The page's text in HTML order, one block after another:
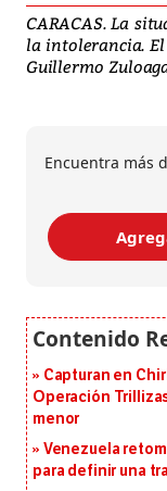
CARACAS. La
la intolerancia.
Guillermo
Encuentra más
Capturan en
Operación
menor
Venezuela
para definir una